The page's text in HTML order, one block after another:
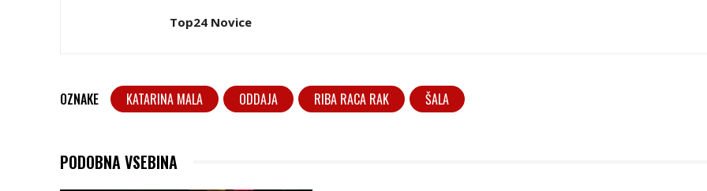
Top24 Novice
OZNAKE KATARINA MALA ODDAJA RIBA RACA RAK ŠALA
PODOBNA VSEBINA